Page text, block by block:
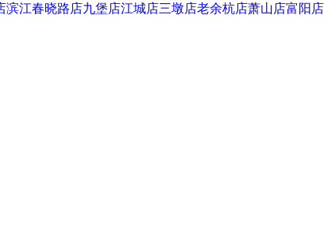
滨江春晓路店九堡店江城店三墩店老余杭店萧山店富阳店